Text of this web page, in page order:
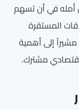
أمله في أن تسهم
المستقرة
مشيراً إلى أهمية
مشترك.